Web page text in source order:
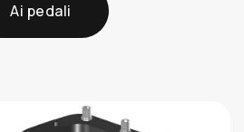
Ai pedali